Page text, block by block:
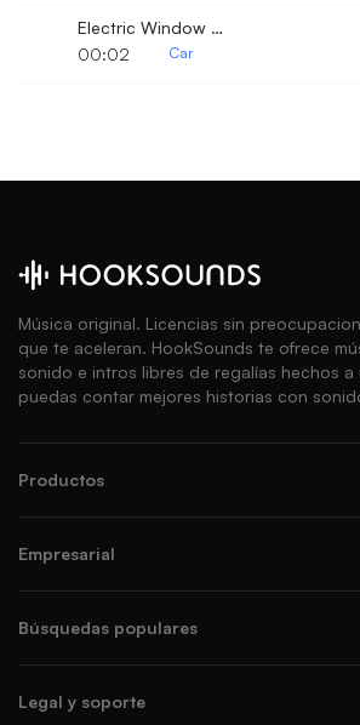
Electric Window Lift
00:02
Car
Música original. Licencias sin
que te aceleran. HookSounds te ofrece
sonido e intros libres de regalías hechos a
puedas contar mejores historias con
Productos
Empresarial
Búsquedas populares
Legal y soporte